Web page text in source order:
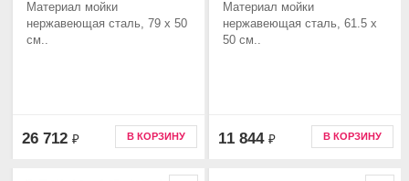
Материал мойки
нержавеющая сталь, 79 x 50
см..
26 712 ₽ В КОРЗИНУ
Материал мойки
нержавеющая сталь, 61.5 x
50 см..
11 844 ₽ В КОРЗИНУ